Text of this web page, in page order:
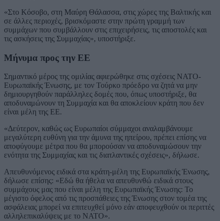
«Στο Κόσοβο, στη Μαύρη Θάλασσα, στις χώρες της Βαλτικής και
σε άλλες περιοχές, βρισκόμαστε στην πρώτη γραμμή των
συμμάχων που συμβάλλουν στις επιχειρήσεις, τις αποστολές και
τις ασκήσεις της Συμμαχίας», υποστήριξε.
Μήνυμα προς την ΕΕ
Σημαντικό μέρος της ομιλίας αφιερώθηκε στις σχέσεις ΝΑΤΟ-
Ευρωπαϊκής Ένωσης, με τον Τούρκο πρόεδρο να ζητά να μην
δημιουργηθούν παράλληλες δομές που, όπως υποστήριξε, θα
αποδυναμώνουν τη Συμμαχία και θα αποκλείουν κράτη που δεν
είναι μέλη της ΕΕ.
«Δεύτερον, καθώς ως Ευρωπαίοι σύμμαχοι αναλαμβάνουμε
μεγαλύτερη ευθύνη για την άμυνα της ηπείρου, πρέπει επίσης να
αποφύγουμε μέτρα που θα μπορούσαν να αποδυναμώσουν την
ενότητα της Συμμαχίας και τις διατλαντικές σχέσεις», δήλωσε.
Απευθυνόμενος ειδικά στα κράτη-μέλη της Ευρωπαϊκής Ένωσης,
δήλωσε επίσης: «Εδώ θα ήθελα να απευθυνθώ ειδικά στους
συμμάχους μας που είναι μέλη της Ευρωπαϊκής Ένωσης: Το
μέγιστο όφελος από τις προσπάθειες της Ένωσης στον τομέα της
ασφάλειας μπορεί να επιτευχθεί μόνο εάν αποφευχθούν οι περιττές
αλληλεπικαλύψεις με το ΝΑΤΟ».